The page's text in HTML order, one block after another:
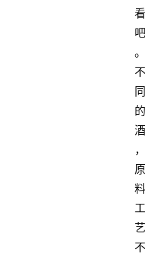
看
吧
。
不
同
的
酒
，
原
料
工
艺
不